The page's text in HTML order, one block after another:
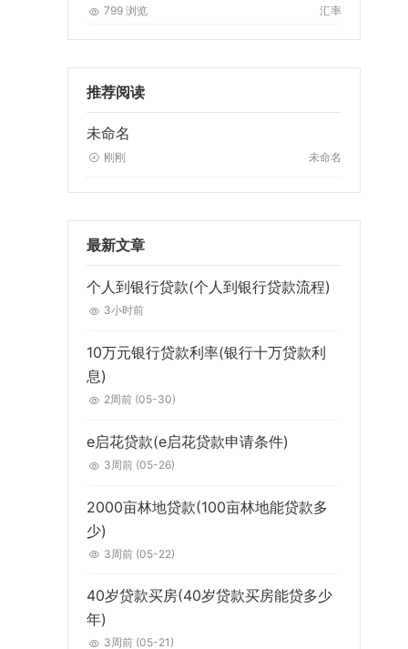
799 浏览 汇率
推荐阅读
未命名
刚刚 未命名
最新文章
个人到银行贷款(个人到银行贷款流程)
3小时前
10万元银行贷款利率(银行十万贷款利
息)
2周前(05-30)
e启花贷款(e启花贷款申请条件)
3周前(05-26)
2000亩林地贷款(100亩林地能贷款多
少)
3周前(05-22)
40岁贷款买房(40岁贷款买房能贷多少
年)
3周前(05-21)